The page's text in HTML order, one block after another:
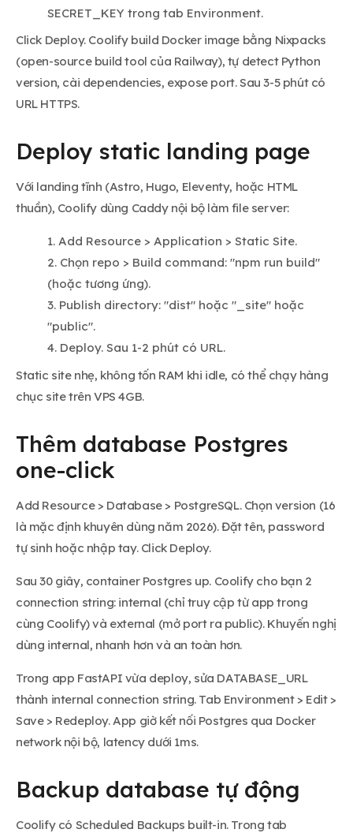
SECRET_KEY trong tab Environment.
Click Deploy. Coolify build Docker image bằng Nixpacks
(open-source build tool của Railway), tự detect Python
version, cài dependencies, expose port. Sau 3-5 phút có
URL HTTPS.
Deploy static landing page
Với landing tĩnh (Astro, Hugo, Eleventy, hoặc HTML
thuần), Coolify dùng Caddy nội bộ làm file server:
Add Resource > Application > Static Site.
Chọn repo > Build command: "npm run build"
(hoặc tương ứng).
Publish directory: "dist" hoặc "_site" hoặc
"public".
Deploy. Sau 1-2 phút có URL.
Static site nhẹ, không tốn RAM khi idle, có thể chạy hàng
chục site trên VPS 4GB.
Thêm database Postgres
one-click
Add Resource > Database > PostgreSQL. Chọn version (16
là mặc định khuyên dùng năm 2026). Đặt tên, password
tự sinh hoặc nhập tay. Click Deploy.
Sau 30 giây, container Postgres up. Coolify cho bạn 2
connection string: internal (chỉ truy cập từ app trong
cùng Coolify) và external (mở port ra public). Khuyến nghị
dùng internal, nhanh hơn và an toàn hơn.
Trong app FastAPI vừa deploy, sửa DATABASE_URL
thành internal connection string. Tab Environment > Edit >
Save > Redeploy. App giờ kết nối Postgres qua Docker
network nội bộ, latency dưới 1ms.
Backup database tự động
Coolify có Scheduled Backups built-in. Trong tab